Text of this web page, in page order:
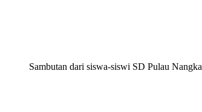
Sambutan dari siswa-siswi SD Pulau Nangka